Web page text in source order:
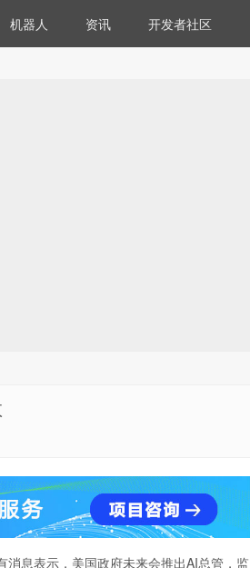
机器人 资讯 开发者社区
息表示，美国政府未来会推出AI总管，监